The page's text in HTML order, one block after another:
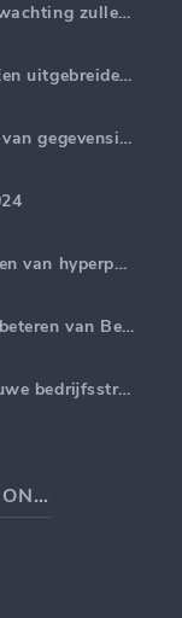
Top 5 webanalysetrends die naar verwachting zullen domineren in 2025
Genereer Marketing PPC-rapporten: Een uitgebreide handleiding
Web Analytics AI: Het transformeren van gegevensinzichten met precisie
E-mailmarketingtrends 2024: voordelen van hyperpersonalisatie
Marketing Analytics Rapportage: Verbeteren van Bedrijfsinzichten
Marketinggegevens AI-inzichten: Nieuwe bedrijfsstrategieën voor 2024
POPULAIRE BLOGBERICHTEN ONDERWERPEN